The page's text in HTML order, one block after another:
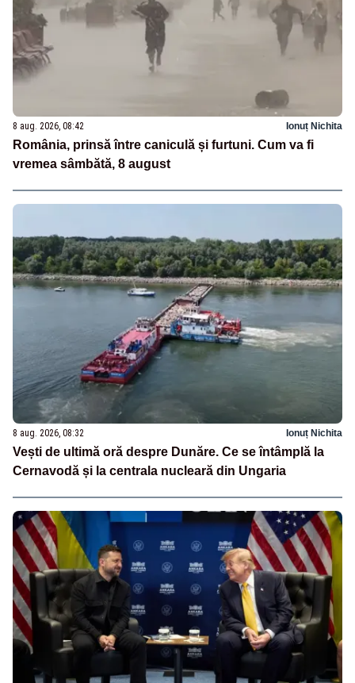
8 aug. 2026, 08:42 Ionuț Nichita
România, prinsă între caniculă și furtuni. Cum va fi
vremea sâmbătă, 8 august
8 aug. 2026, 08:32 Ionuț Nichita
Vești de ultimă oră despre Dunăre. Ce se întâmplă la
Cernavodă și la centrala nucleară din Ungaria